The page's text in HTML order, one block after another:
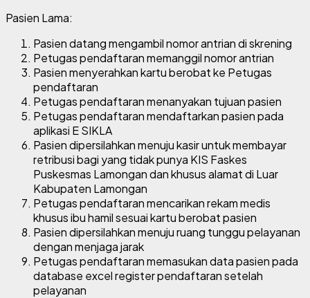
Pasien Lama:
Pasien datang mengambil nomor antrian di skrening
Petugas pendaftaran memanggil nomor antrian
Pasien menyerahkan kartu berobat ke Petugas
pendaftaran
Petugas pendaftaran menanyakan tujuan pasien
Petugas pendaftaran mendaftarkan pasien pada
aplikasi E SIKLA
Pasien dipersilahkan menuju kasir untuk membayar
retribusi bagi yang tidak punya KIS Faskes
Puskesmas Lamongan dan khusus alamat di Luar
Kabupaten Lamongan
Petugas pendaftaran mencarikan rekam medis
khusus ibu hamil sesuai kartu berobat pasien
Pasien dipersilahkan menuju ruang tunggu pelayanan
dengan menjaga jarak
Petugas pendaftaran memasukan data pasien pada
database excel register pendaftaran setelah
pelayanan